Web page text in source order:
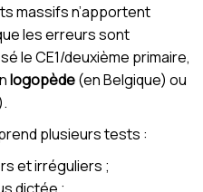
massifs n’apportent
les erreurs sont
le CE1/deuxième primaire,
logopède(en Belgique) ou
plusieurs tests :
et irréguliers ;